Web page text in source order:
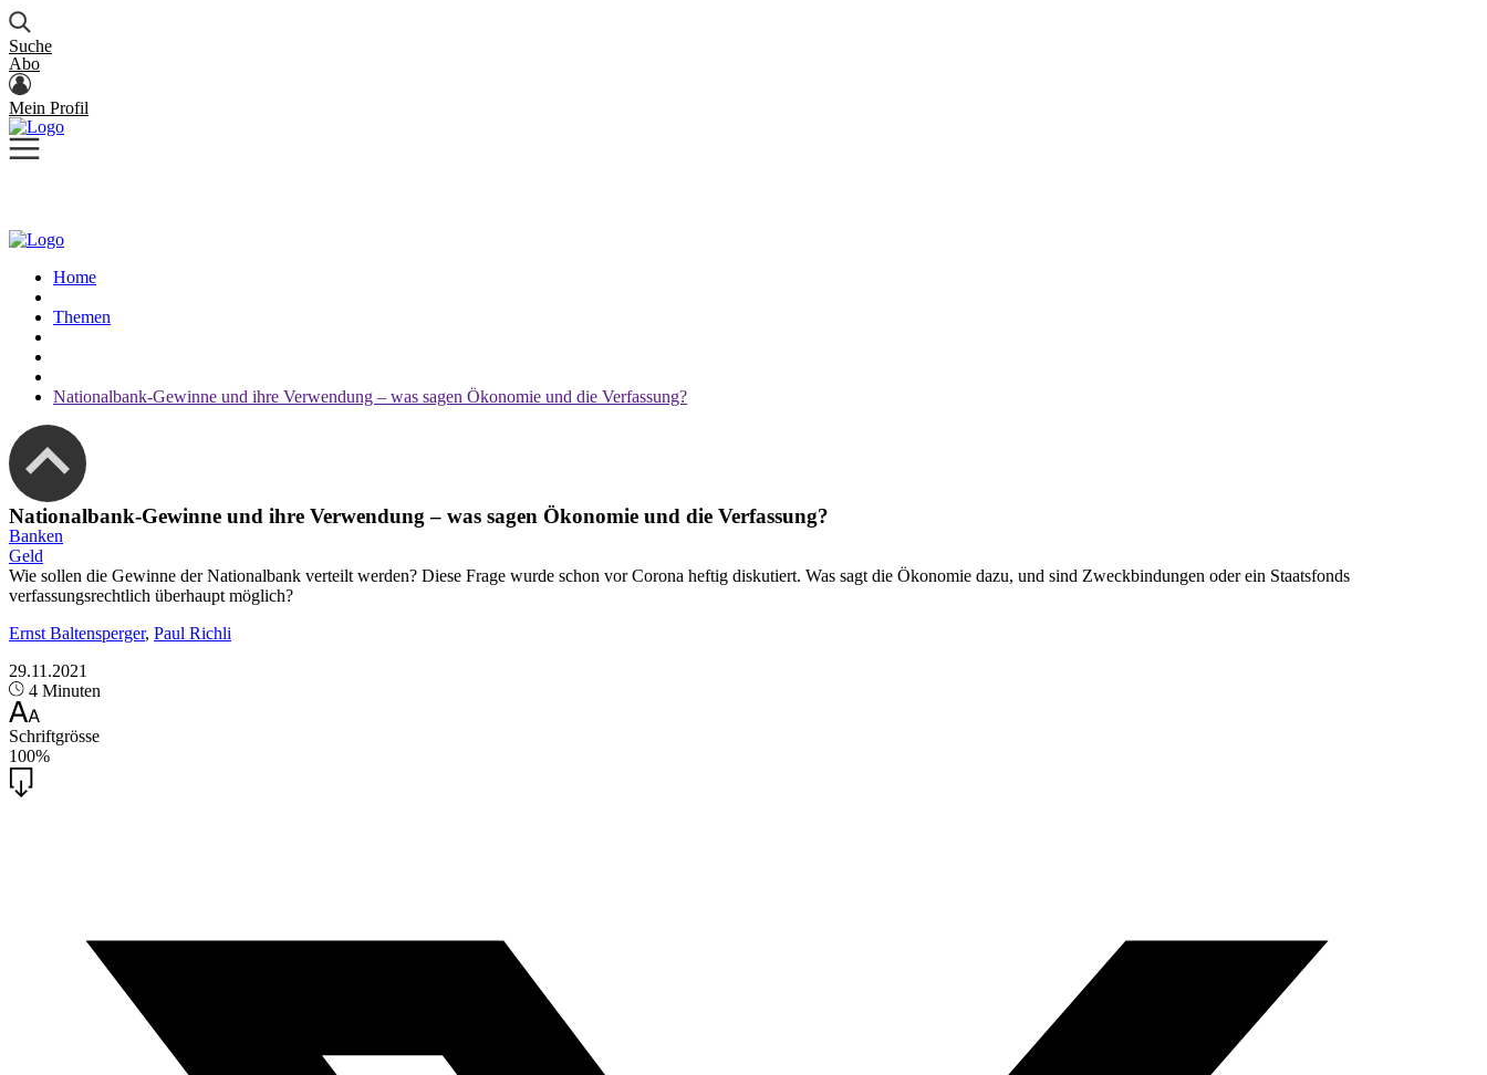
Suche
Abo
Mein Profil
Home
Themen
Nationalbank-Gewinne und ihre Verwendung – was sagen Ökonomie und die Verfassung?
Nationalbank-Gewinne und ihre Verwendung – was sagen Ökonomie und die Verfassung?
Banken
Geld
Wie sollen die Gewinne der Nationalbank verteilt werden? Diese Frage wurde schon vor Corona heftig diskutiert. Was sagt die Ökonomie dazu, und sind Zweckbindungen oder ein Staatsfonds
verfassungsrechtlich überhaupt möglich?
Ernst Baltensperger, Paul Richli
29.11.2021
4 Minuten
Schriftgrösse
100%